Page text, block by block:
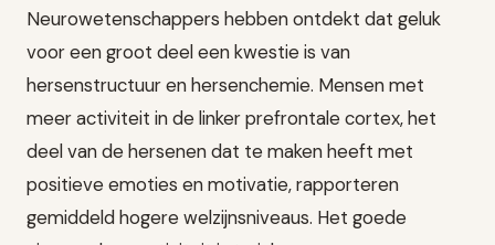
Neurowetenschappers hebben ontdekt dat geluk
voor een groot deel een kwestie is van
hersenstructuur en hersenchemie. Mensen met
meer activiteit in de linker prefrontale cortex, het
deel van de hersenen dat te maken heeft met
positieve emoties en motivatie, rapporteren
gemiddeld hogere welzijnsniveaus. Het goede